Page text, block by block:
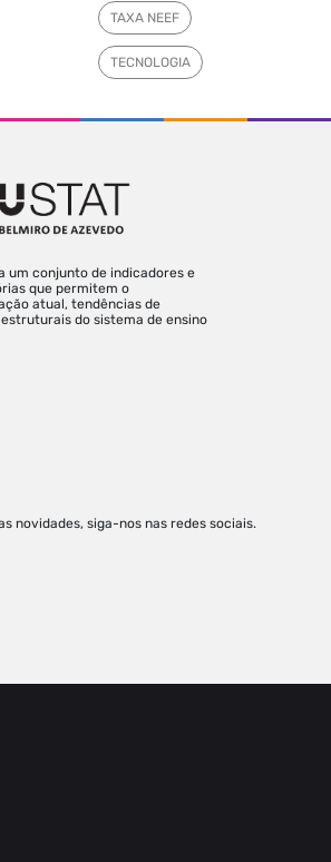
TAXA NEEF
TECNOLOGIA
um conjunto de indicadores e
que permitem o
atual, tendências de
do sistema de ensino
novidades, siga-nos nas redes sociais.